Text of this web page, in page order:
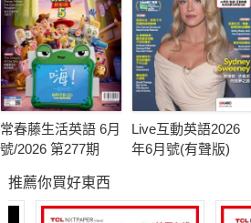
◎ABC新鮮事：乘坐「膠囊列車」，紐
◎樂來樂好聽：《永不放棄》
◎國家地理頻道：一秒變超人 神奇機器
◎全民英檢初級模擬試題
常春藤生活英語 6月
號/2026 第277期
Live互動英語2026
年6月號(有聲版)
推薦你買好東西